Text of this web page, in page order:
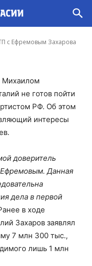
с Ефремовым Захарова
с
Михаилом
не готов пойти
РФ. Об этом
интересы
доверитель
Данная
дела в первой
в ходе
Захаров заявлял
7 млн 300 тыс.,
лишь 1 млн